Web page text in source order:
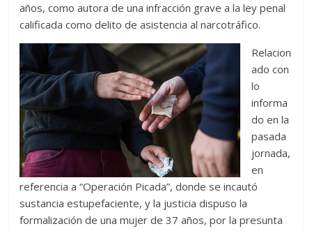
años, como autora de una infracción grave a la ley penal
calificada como delito de asistencia al narcotráfico.
Relacion
ado con
lo
informa
do en la
pasada
jornada,
en
referencia a “Operación Picada”, donde se incautó
sustancia estupefaciente, y la justicia dispuso la
formalización de una mujer de 37 años, por la presunta